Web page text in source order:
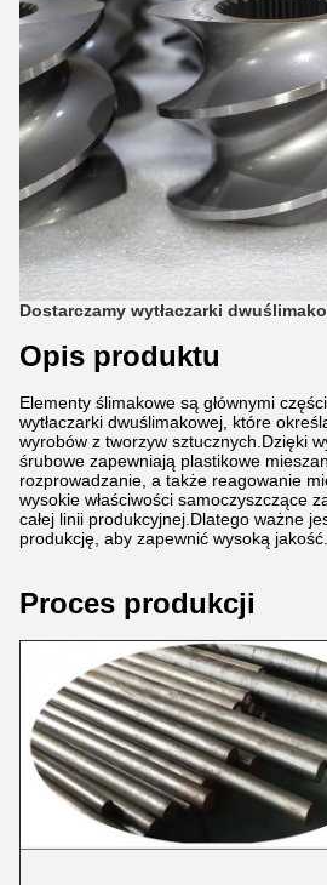
Dostarczamy wytłaczarki
Opis produktu
Elementy ślimakowe są głównymi
wytłaczarki dwuślimakowej, które
wyrobów z tworzyw sztucznych.Dzięki
śrubowe zapewniają plastikowe
rozprowadzanie, a także reagowanie
wysokie właściwości samoczyszczące
całej linii produkcyjnej.Dlatego ważne
produkcję, aby zapewnić wysoką jakość.
Proces produkcji